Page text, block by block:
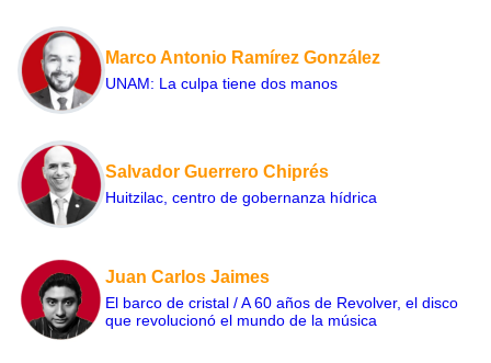
Marco Antonio Ramírez González
UNAM: La culpa tiene dos manos
Salvador Guerrero Chiprés
Huitzilac, centro de gobernanza hídrica
Juan Carlos Jaimes
El barco de cristal / A 60 años de Revolver, el disco
que revolucionó el mundo de la música